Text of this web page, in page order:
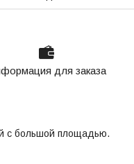
для заказа
с большой площадью.